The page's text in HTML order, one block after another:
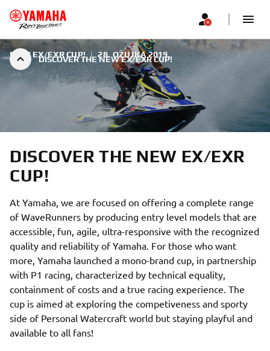
DISCOVER THE NEW EX/EXR CUP!
NEW EX/EXR CUP! | 28. OŽUJKA 2019.
DISCOVER THE NEW EX/EXR
CUP!
At Yamaha, we are focused on offering a complete range
of WaveRunners by producing entry level models that are
accessible, fun, agile, ultra-responsive with the recognized
quality and reliability of Yamaha. For those who want
more, Yamaha launched a mono-brand cup, in partnership
with P1 racing, characterized by technical equality,
containment of costs and a true racing experience. The
cup is aimed at exploring the competiveness and sporty
side of Personal Watercraft world but staying playful and
available to all fans!